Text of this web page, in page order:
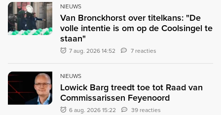
NIEUWS
Van Bronckhorst over titelkans: "De
volle intentie is om op de Coolsingel te
staan"
7 aug. 2026 14:52 7 reacties
NIEUWS
Lowick Barg treedt toe tot Raad van
Commissarissen Feyenoord
6 aug. 2026 15:22 39 reacties